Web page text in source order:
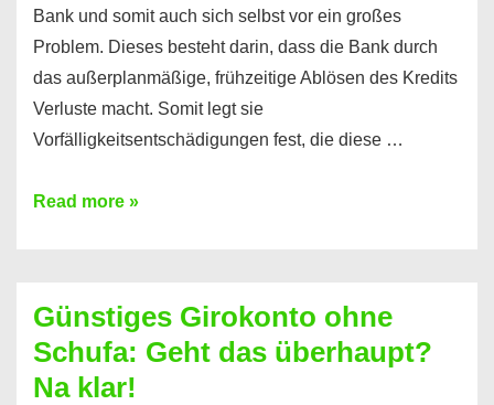
Bank und somit auch sich selbst vor ein großes
Problem. Dieses besteht darin, dass die Bank durch
das außerplanmäßige, frühzeitige Ablösen des Kredits
Verluste macht. Somit legt sie
Vorfälligkeitsentschädigungen fest, die diese …
Kredit
dabei
profitieren
–
Read more »
Günstiges Girokonto ohne
Schufa: Geht das überhaupt?
Na klar!